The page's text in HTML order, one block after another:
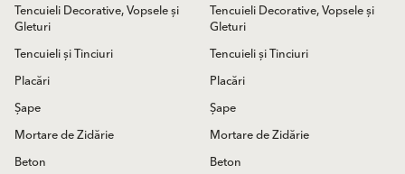
Tencuieli Decorative, Vopsele și
Gleturi
Tencuieli și Tinciuri
Placări
Șape
Mortare de Zidărie
Beton
Tencuieli Decorative, Vopsele și
Gleturi
Tencuieli și Tinciuri
Placări
Șape
Mortare de Zidărie
Beton